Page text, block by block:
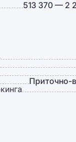
513 370 — 2
Приточно-